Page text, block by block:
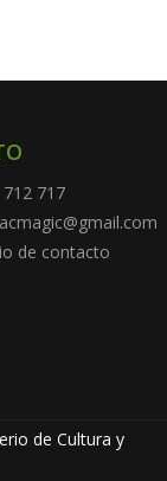
717
de contacto
de Cultura y